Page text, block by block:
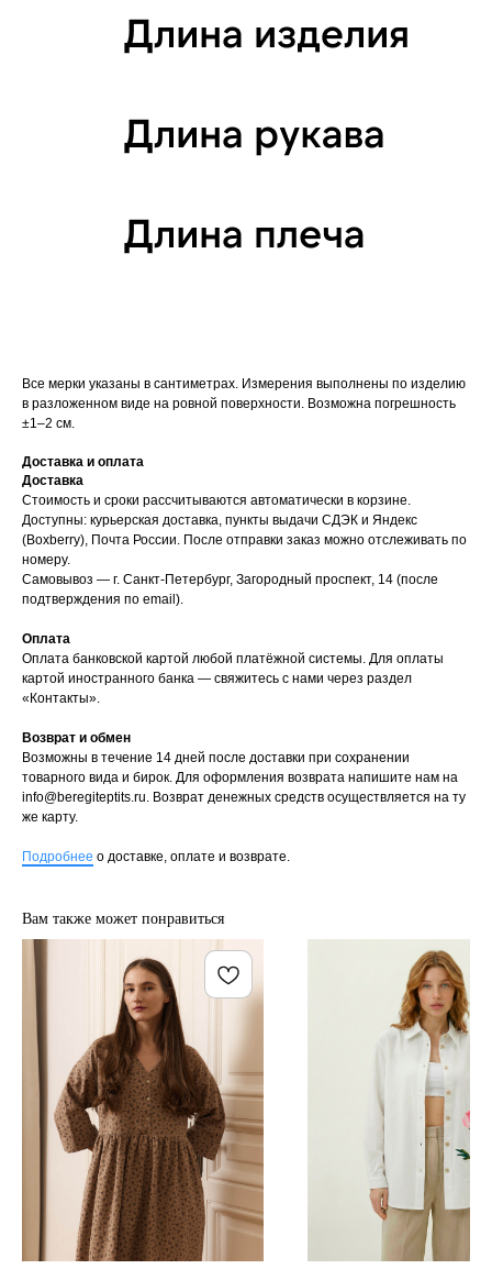
Все мерки указаны в сантиметрах. Измерения выполнены по изделию
в разложенном виде на ровной поверхности. Возможна погрешность
±1–2 см.
Доставка и оплата
Доставка
Стоимость и сроки рассчитываются автоматически в корзине.
Доступны: курьерская доставка, пункты выдачи СДЭК и Яндекс
(Boxberry), Почта России. После отправки заказ можно отслеживать по
номеру.
Самовывоз — г. Санкт-Петербург, Загородный проспект, 14 (после
подтверждения по email).
Оплата
Оплата банковской картой любой платёжной системы. Для оплаты
картой иностранного банка — свяжитесь с нами через раздел
«Контакты».
Возврат и обмен
Возможны в течение 14 дней после доставки при сохранении
товарного вида и бирок. Для оформления возврата напишите нам на
info@beregiteptits.ru. Возврат денежных средств осуществляется на ту
же карту.
Подробнее о доставке, оплате и возврате.
Вам также может понравиться